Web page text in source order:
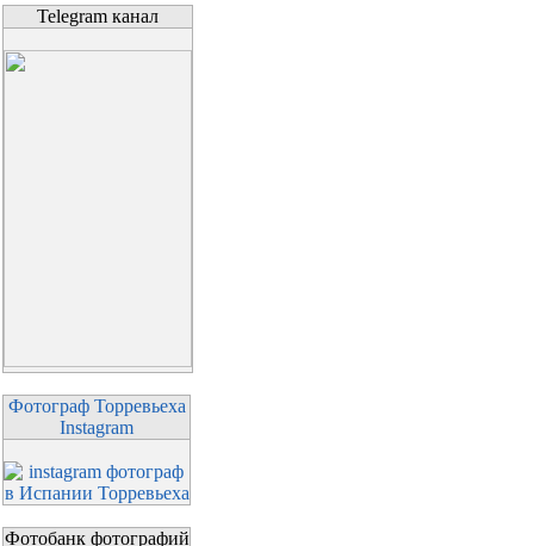
Telegram канал
Фотограф Торревьеха
Instagram
Фотобанк фотографий